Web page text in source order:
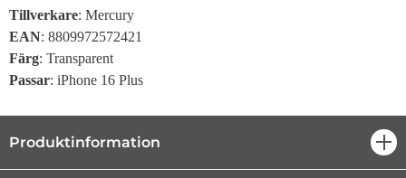
Tillverkare: Mercury
EAN: 8809972572421
Färg: Transparent
Passar: iPhone 16 Plus
Produktinformation